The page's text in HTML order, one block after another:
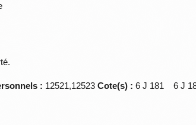
: 12521,12523Cote(s) : 6 J 181 6 J